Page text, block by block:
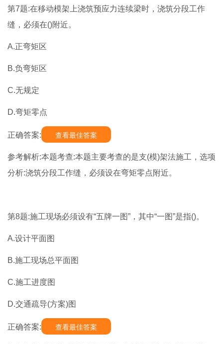
第7题:在移动模架上浇筑预应力连续梁时，浇筑分段工作
缝，必须在()附近。
A.正弯矩区
B.负弯矩区
C.无规定
D.弯矩零点
正确答案: 查看最佳答案
参考解析:本题考查:本题主要考查的是支(模)架法施工，选项
分析:浇筑分段工作缝，必须设在弯矩零点附近。
第8题:施工现场必须设有“五牌一图”，其中“一图”是指()。
A.设计平面图
B.施工现场总平面图
C.施工进度图
D.交通疏导(方案)图
正确答案: 查看最佳答案